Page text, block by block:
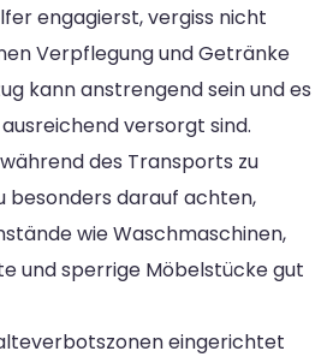
engagierst, vergiss nicht
Verpflegung und Getränke
kann anstrengend sein und es
versorgt sind.
des Transports zu
besonders darauf achten,
wie Waschmaschinen,
und sperrige Möbelstücke gut
eingerichtet